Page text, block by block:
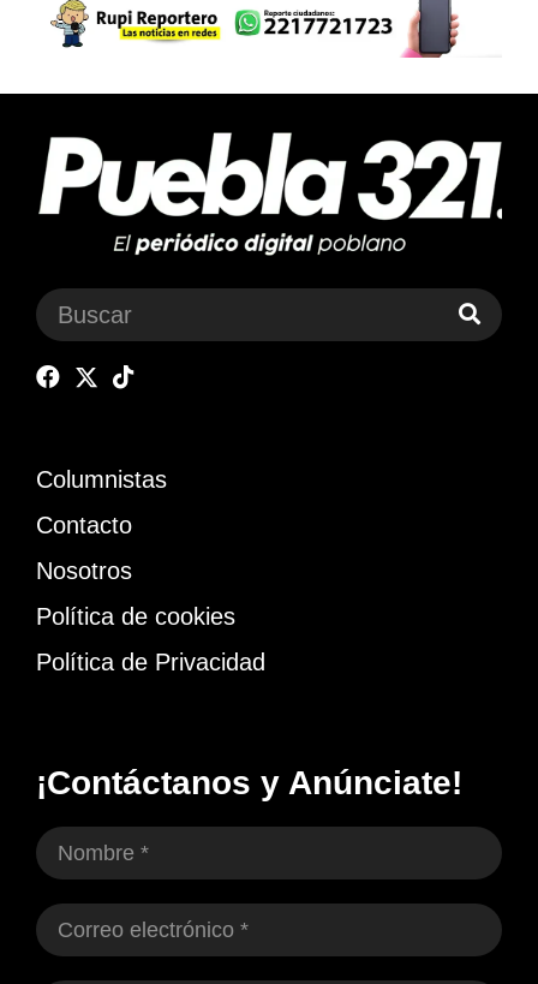
Columnistas
Contacto
Nosotros
Política de cookies
Política de Privacidad
¡Contáctanos y Anúnciate!